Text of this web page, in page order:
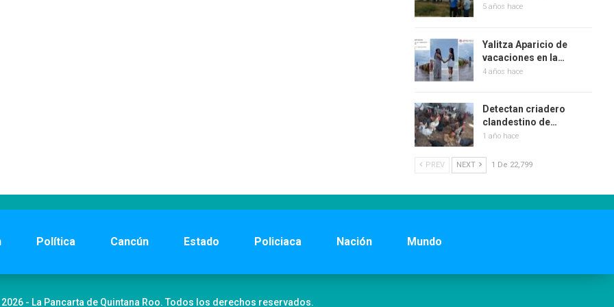
5 años hace
Yalitza Aparicio de
vacaciones en la…
4 años hace
Detectan criadero
clandestino de…
1 año hace
PREV NEXT 1 De 22,799
Política Cancún Estado Policiaca Nación Mundo
- La Pancarta de Quintana Roo. Todos los derechos reservados.